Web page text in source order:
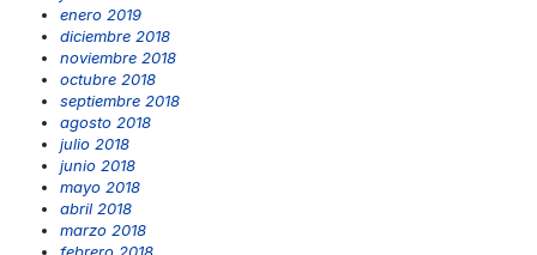
enero 2019
diciembre 2018
noviembre 2018
octubre 2018
septiembre 2018
agosto 2018
julio 2018
junio 2018
mayo 2018
abril 2018
marzo 2018